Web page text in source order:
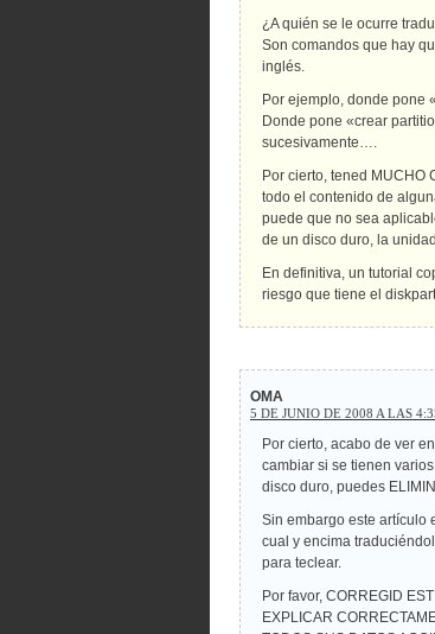
¿A quién se le ocurre
Son comandos que hay
inglés.
Por ejemplo, donde pone
Donde pone «crear
sucesivamente….
Por cierto, tened MUCHO
todo el contenido de
puede que no sea
de un disco duro, la
En definitiva, un tutorial
riesgo que tiene el
OMA
5 DE JUNIO DE 2008 A LAS
Por cierto, acabo de ver
cambiar si se tienen
disco duro, puedes
Sin embargo este artículo
cual y encima
para teclear.
Por favor, CORREGID
EXPLICAR